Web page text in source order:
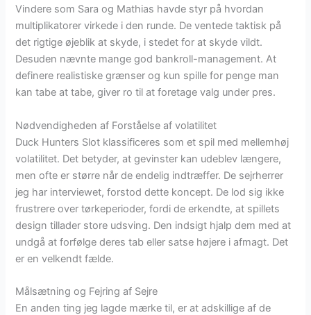
Vindere som Sara og Mathias havde styr på hvordan
multiplikatorer virkede i den runde. De ventede taktisk på
det rigtige øjeblik at skyde, i stedet for at skyde vildt.
Desuden nævnte mange god bankroll-management. At
definere realistiske grænser og kun spille for penge man
kan tabe at tabe, giver ro til at foretage valg under pres.
Nødvendigheden af Forståelse af volatilitet
Duck Hunters Slot klassificeres som et spil med mellemhøj
volatilitet. Det betyder, at gevinster kan udeblev længere,
men ofte er større når de endelig indtræffer. De sejrherrer
jeg har interviewet, forstod dette koncept. De lod sig ikke
frustrere over tørkeperioder, fordi de erkendte, at spillets
design tillader store udsving. Den indsigt hjalp dem med at
undgå at forfølge deres tab eller satse højere i afmagt. Det
er en velkendt fælde.
Målsætning og Fejring af Sejre
En anden ting jeg lagde mærke til, er at adskillige af de